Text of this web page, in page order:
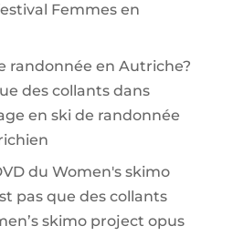
Femmes en
randonnée en Autriche?
des collantsdans
en ski de randonnée
du Women's skimo
pas que des collants
skimo project opus